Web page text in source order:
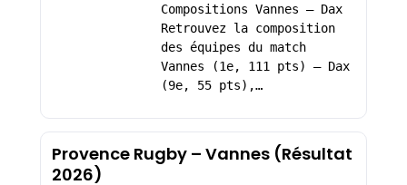
Compositions Vannes – Dax
Retrouvez la composition
des équipes du match
Vannes (1e, 111 pts) – Dax
(9e, 55 pts),…
Provence Rugby – Vannes (Résultat
2026)